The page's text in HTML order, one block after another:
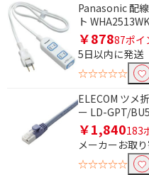
Panasonic 配
ト
￥87887ポイ
5日以内に発送
☆☆☆☆☆
ELECOM ツメ
ー LD-GPT/
￥1,840183
メーカーお取
☆☆☆☆☆
Smart IC 対応で
Smart IC対応
カテゴリーで絞り
カテゴリー5e
カテゴリー6A
Aタイプで絞り込